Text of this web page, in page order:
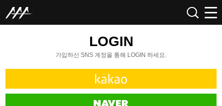
LOGIN
가입하신 SNS 계정을 통해 LOGIN 하세요.